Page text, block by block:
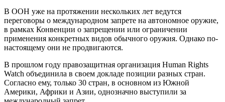
В ООН уже на протяжении нескольких лет ведутся
переговоры о международном запрете на автономное оружие,
в рамках Конвенции о запрещении или ограничении
применения конкретных видов обычного оружия. Однако по-
настоящему они не продвигаются.
В прошлом году правозащитная организация Human Rights
Watch объединила в своем докладе позиции разных стран.
Согласно ему, только 30 стран, в основном из Южной
Америки, Африки и Азии, однозначно выступили за